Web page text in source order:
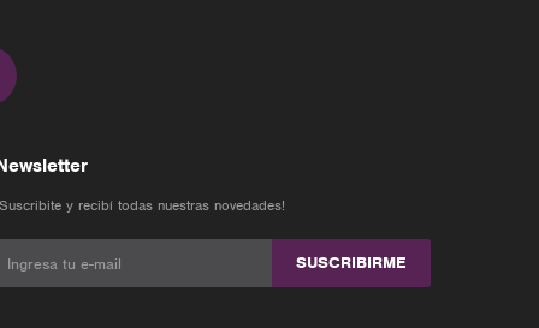
y recibí todas nuestras novedades!
SUSCRIBIRME